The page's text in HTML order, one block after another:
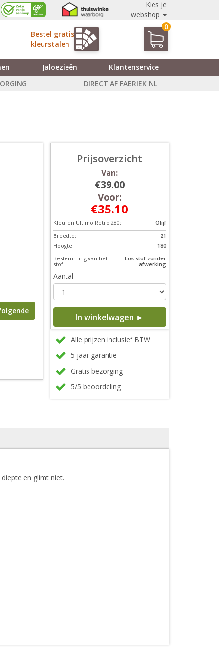
Kies je
webshop
Bestel gratis
kleurstalen
0
Jaloezieën
Klantenservice
DIRECT AF FABRIEK NL
Prijsoverzicht
Van:
€39.00
Voor:
€35.10
Kleuren Ultimo Retro 280:
Olijf
Breedte:
21
Hoogte:
180
Bestemming van het
stof:
Los stof zonder
afwerking
Aantal
In winkelwagen ►
Alle prijzen inclusief BTW
5 jaar garantie
Gratis bezorging
5/5 beoordeling
en glimt niet.